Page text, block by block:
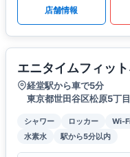
店舗情報
エニタイムフィッ
経堂駅から車で5分
東京都世田谷区松原5丁
シャワー ロッカー Wi-
水素水
駅から5分以内